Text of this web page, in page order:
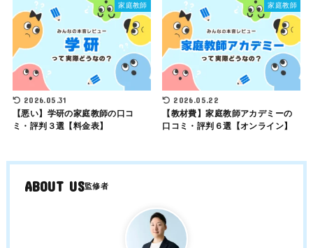
家庭教師
2026.05.31
【悪い】学研の家庭教師の口コ
ミ・評判３選【料金表】
家庭教師
2026.05.22
【教材費】家庭教師アカデミーの
口コミ・評判６選【オンライン】
ABOUT US